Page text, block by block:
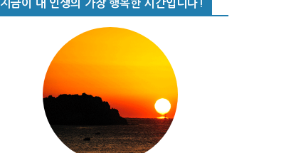
지금이 내 인생의 가장 행복한 시간입니다!